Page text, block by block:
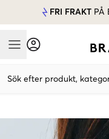
FRI FRAKT PÅ
Mobile Menu
Sök efter produkt,